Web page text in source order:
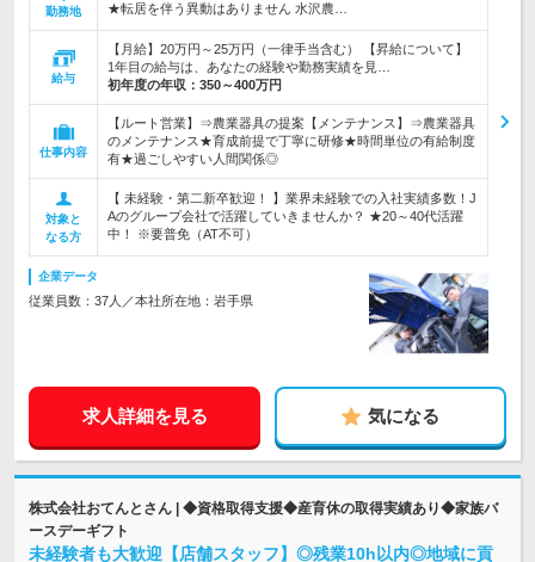
勤務地
★転居を伴う異動はありません 水沢農…
給与
【月給】20万円～25万円（一律手当含む） 【昇給について】
1年目の給与は、あなたの経験や勤務実績を見…
初年度の年収： 350～400万円
仕事内容
【ルート営業】⇒農業器具の提案【メンテナンス】⇒農業器具
のメンテナンス★育成前提で丁寧に研修★時間単位の有給制度
有★過ごしやすい人間関係◎
対象と
なる方
【 未経験・第二新卒歓迎！ 】業界未経験での入社実績多数！J
Aのグループ会社で活躍していきませんか？ ★20～40代活躍
中！ ※要普免（AT不可）
企業データ
従業員数：37人／本社所在地：岩手県
求人詳細を見る 気になる
株式会社おてんとさん | ◆資格取得支援◆産育休の取得実績あり◆家族バ
ースデーギフト
未経験者も大歓迎【店舗スタッフ】◎残業10h以内◎地域に貢